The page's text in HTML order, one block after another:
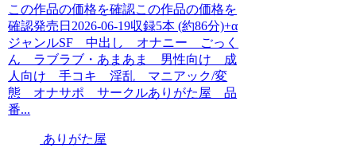
この作品の価格を確認この作品の価格を
確認発売日2026-06-19収録5本 (約86分)+α
ジャンルSF 中出し オナニー ごっく
ん ラブラブ・あまあま 男性向け 成
人向け 手コキ 淫乱 マニアック/変
態 オナサポ サークルありがた屋 品
番...
ありがた屋